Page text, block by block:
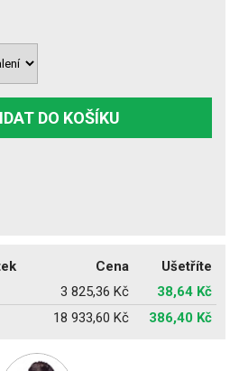
DO KOŠÍKU
Cena
Ušetříte
3 825,36 Kč
38,64 Kč
18 933,60 Kč 386,40 Kč